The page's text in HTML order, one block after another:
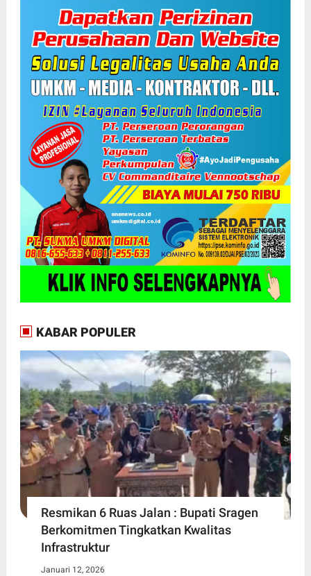
KABAR POPULER
Resmikan 6 Ruas Jalan : Bupati Sragen
Berkomitmen Tingkatkan Kwalitas
Infrastruktur
Januari 12, 2026